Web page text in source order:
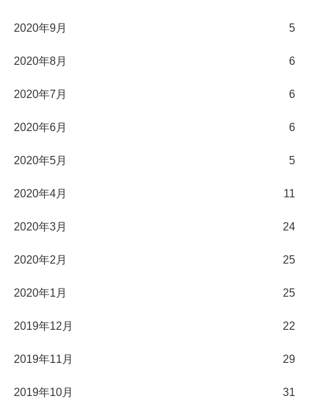
2020年9月 5
2020年8月 6
2020年7月 6
2020年6月 6
2020年5月 5
2020年4月 11
2020年3月 24
2020年2月 25
2020年1月 25
2019年12月 22
2019年11月 29
2019年10月 31